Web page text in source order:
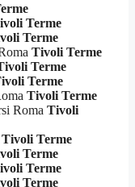
Terme
Terme
Tivoli Terme
Terme
Terme
Tivoli Terme
Roma Tivoli
Tivoli Terme
Terme
Terme
Terme